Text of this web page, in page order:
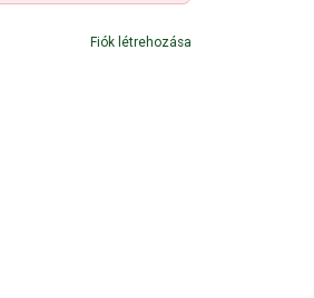
Fiók létrehozása